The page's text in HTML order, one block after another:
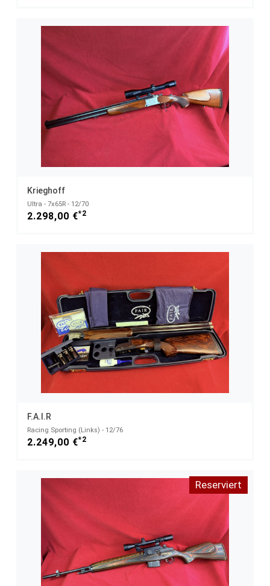
Krieghoff
Ultra - 7x65R - 12/70
2.298,00 €*2
F.A.I.R
Racing Sporting (Links) - 12/76
2.249,00 €*2
Reserviert